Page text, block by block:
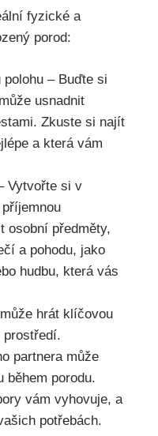
fyzické a
porod:
polohu –⁤ Buďte​ si‍
usnadnit
Zkuste si najít
a která vám⁣
Vytvořte si v‍
osobní předměty,
a​ pohodu, jako
hudbu, která vás
hrát klíčovou
partnera‌ může
během porodu.
vám vyhovuje, a
potřebách.